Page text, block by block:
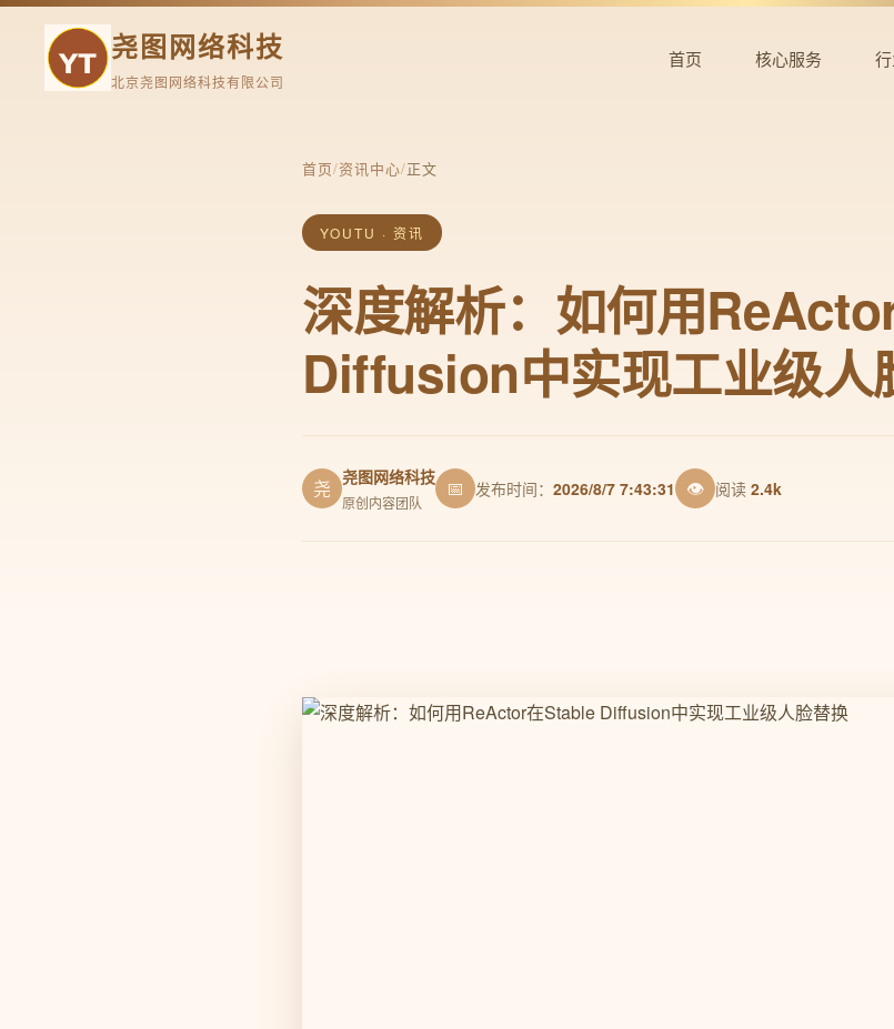
尧图网络科技
北京尧图网络科技有限公司
首页 核心服务
首页/资讯中心/正文
YOUTU · 资讯
深度解析：如何用
Diffusion中实现工业级人
尧 尧图网络科技
原创内容团队
📅 发布时间： 2026/8/7 7:43:31 👁 阅读 2.4k